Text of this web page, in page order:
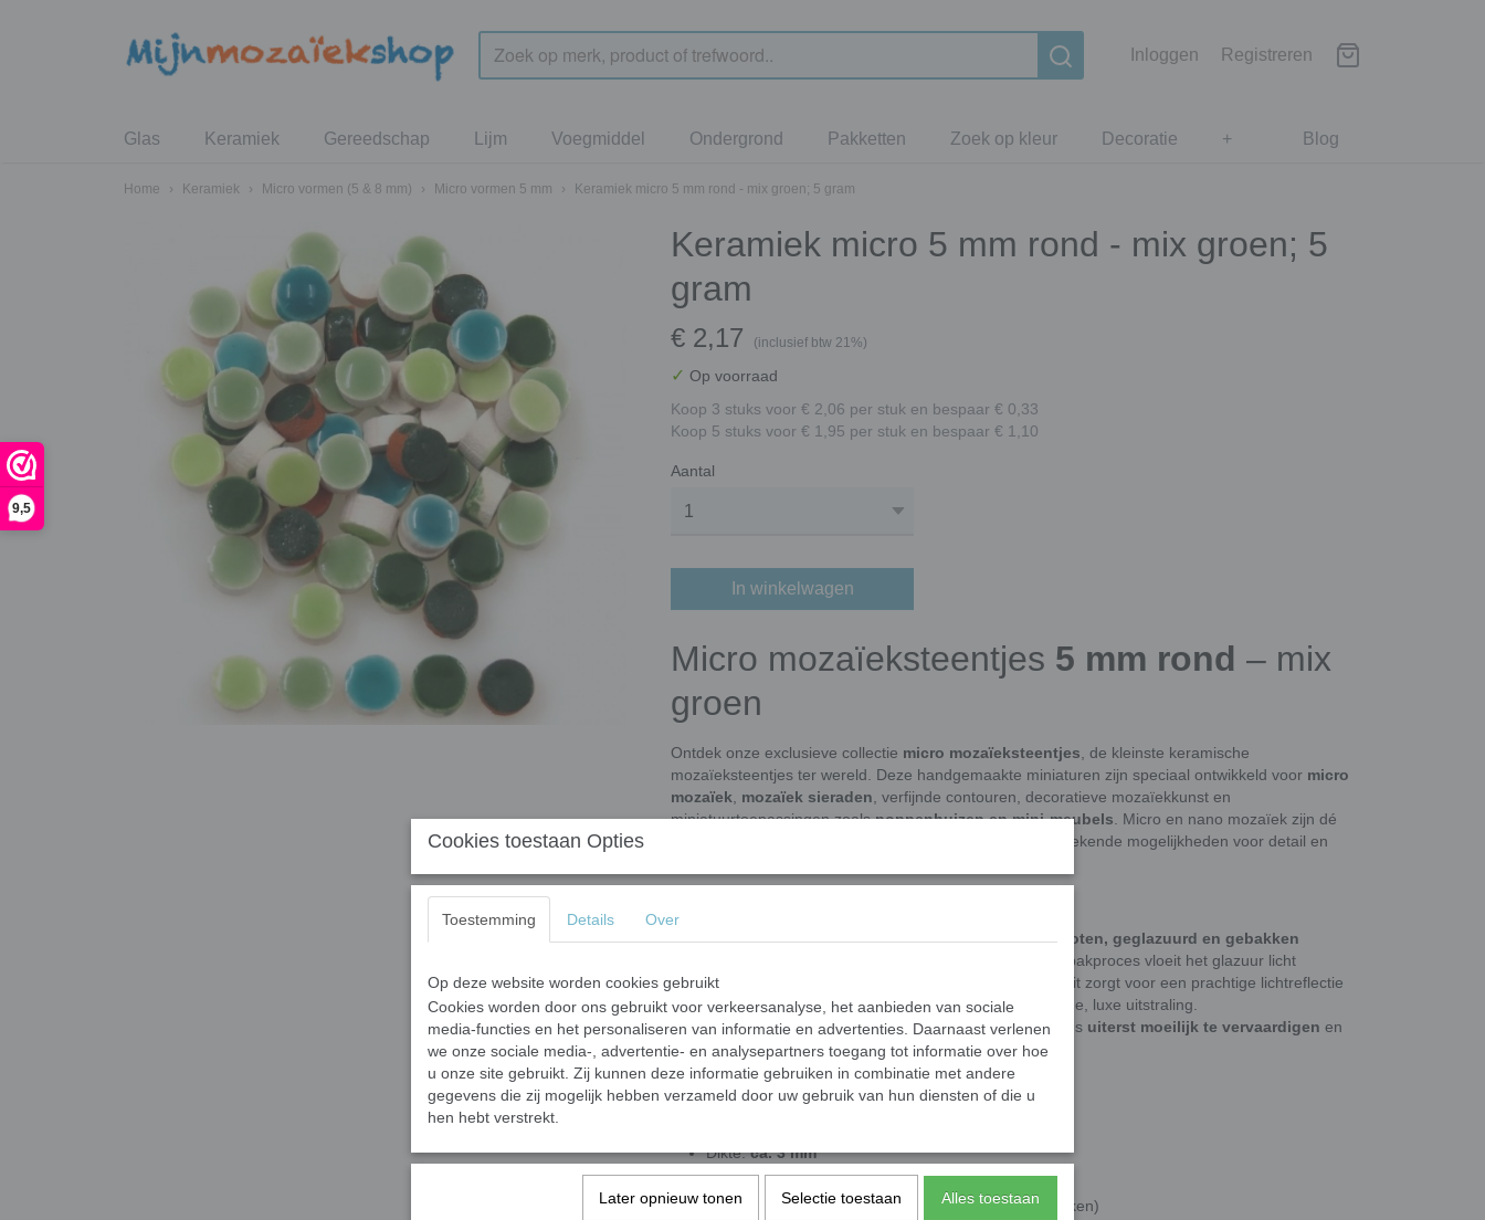
9,5
Inloggen Registreren
Blog
Glas Keramiek Gereedschap Lijm Voegmiddel Ondergrond Pakketten Zoek op kleur Decoratie +
Home › Keramiek › Micro vormen (5 & 8 mm) › Micro vormen 5 mm › Keramiek micro 5 mm rond - mix groen; 5 gram
Keramiek micro 5 mm rond - mix groen; 5
gram
€ 2,17 (inclusief btw 21%)
✓ Op voorraad
Koop 3 stuks voor € 2,06 per stuk en bespaar € 0,33
Koop 5 stuks voor € 1,95 per stuk en bespaar € 1,10
Aantal
In winkelwagen
Micro mozaïeksteentjes 5 mm rond – mix
groen
Ontdek onze exclusieve collectie micro mozaïeksteentjes , de kleinste keramische
mozaïeksteentjes ter wereld. Deze handgemaakte miniaturen zijn speciaal ontwikkeld voor micro
mozaïek
mozaïek sieraden , verfijnde contouren, decoratieve mozaïekkunst en
miniatuurtoepassingen zoalspoppenhuizen en mini-meubels . Micro en nano mozaïek zijn dé
nieuwste trends binnen de mozaïekwereld en bieden ongekende mogelijkheden voor detail en
Onze micro mozaïeksteentjes worden stuk voor stukgegoten, geglazuurd en gebakken
. Tijdens het bakproces vloeit het glazuur licht
omhoog, waardoor een subtiel
ontstaat. Dit zorgt voor een prachtige lichtreflectie
vanuit alle hoeken en geeft uw mozaïekwerk een levendige, luxe uitstraling.
Door het ambachtelijke productieproces zijn deze steentjes uiterst moeilijk te vervaardigen en
daarmee bijzonder exclusief.
Technische specificaties
Dikte:ca. 3 mm
Afwerking: lichtbol en glanzend
Materiaal: keramiek (gegoten, geglazuurd en gebakken)
Cookies toestaan Opties
Toestemming Details Over
Op deze website worden cookies gebruikt
Cookies worden door ons gebruikt voor verkeersanalyse, het aanbieden van sociale
media-functies en het personaliseren van informatie en advertenties. Daarnaast verlenen
we onze sociale media-, advertentie- en analysepartners toegang tot informatie over hoe
u onze site gebruikt. Zij kunnen deze informatie gebruiken in combinatie met andere
gegevens die zij mogelijk hebben verzameld door uw gebruik van hun diensten of die u
hen hebt verstrekt.
Later opnieuw tonen Selectie toestaan Alles toestaan